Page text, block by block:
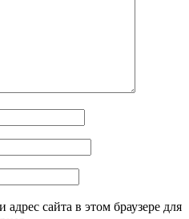
сайта в этом браузере для